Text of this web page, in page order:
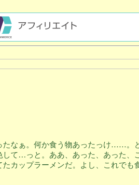
たなぁ。何か食う物あったっけ……。
して…っと。ああ、あった、あった、
カップラーメンだ。よし、これでも